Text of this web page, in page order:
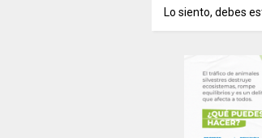
Lo siento, debes